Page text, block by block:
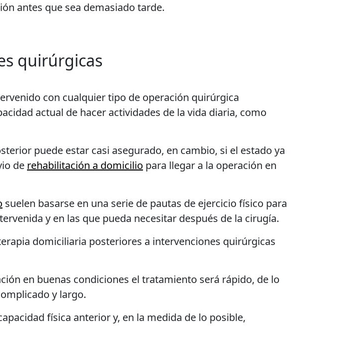
antes que sea demasiado tarde.
quirúrgicas
con cualquier tipo de operación quirúrgica
actual de hacer actividades de la vida diaria, como
puede estar casi asegurado, en cambio, si el estado ya
de rehabilitación a domicilio para llegar a la operación en
suelen basarse en una serie de pautas de ejercicio físico para
y en las que pueda necesitar después de la cirugía.
domiciliaria posteriores a intervenciones quirúrgicas
en buenas condiciones el tratamiento será rápido, de lo
y largo.
física anterior y, en la medida de lo posible,